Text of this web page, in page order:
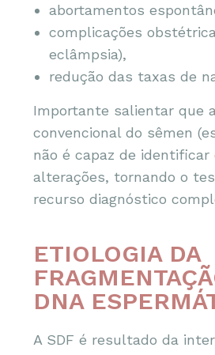
abortamentos
complicações
eclâmpsia),
redução das taxas de
Importante salientar que
convencional do sêmen
não é capaz de identificar
alterações, tornando o
recurso diagnóstico
ETIOLOGIA DA
DNA
A SDF é resultado da